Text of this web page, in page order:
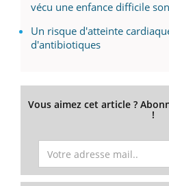
vécu une enfance difficile
Un risque d'atteinte
d'antibiotiques
Vous aimez cet article ?
!